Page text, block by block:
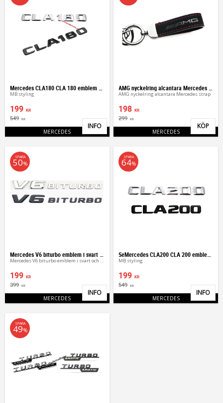
MB styling
199 KR
549 KR
MERCEDES Lägg till i favoriter
INFO
AMG nyckelring alcantara Mercedes strap
198 KR
299 KR
MERCEDES
KÖP
Mercedes V6 biturbo emblem i svart och silver
199 KR
399 KR
SPARA
50%
MERCEDES Lägg till i favoriter
INFO
MB styling
199 KR
549 KR
SPARA
64%
MERCEDES
INFO
SPARA
49%